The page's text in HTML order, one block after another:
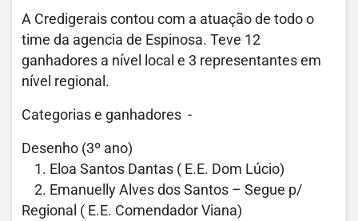
A Credigerais contou com a atuação de todo o
time da agencia de Espinosa. Teve 12
ganhadores a nível local e 3 representantes em
nível regional.
Categorias e ganhadores -
Desenho (3º ano)
1. Eloa Santos Dantas ( E.E. Dom Lúcio)
2. Emanuelly Alves dos Santos – Segue p/
Regional ( E.E. Comendador Viana)